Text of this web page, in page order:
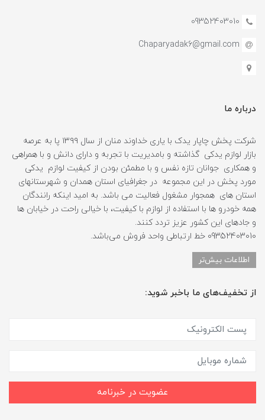
09352403010
Chaparyadak6@gmail.com
درباره ما
شرکت پخش چاپار یدک با یاری خداوند منان از سال ۱۳۹۹ پا به عرصه
بازار لوازم یدکی گذاشته و بامدیریت با تجربه و دارای دانش و با همراهی
و همکاری جوانان تازه نفس و با مطمئن بودن از کیفیت لوازم یدکی
مورد پخش در این مجموعه در جغرافیای استان همدان و شهرستانهای
استان های همجوار مشغول فعالیت می باشد. به امید اینکه رانندگان
همه خودرو ها با استفاده از لوازم با کیفیت، با خیالی راحت در خیابان ها
و جادهای این کشور عزیز تردد کنند.
09352403010 خط ارتباطی واحد فروش می‌باشد.
اطلاعات بیش‌تر
از تخفیف‌های ما باخبر شوید:
عضویت در خبرنامه